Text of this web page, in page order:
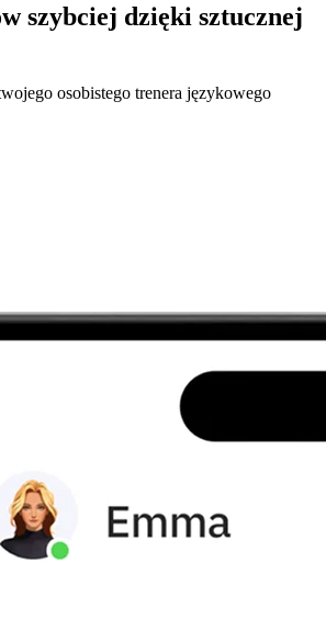
szybciej dzięki sztucznej
osobistego trenera językowego